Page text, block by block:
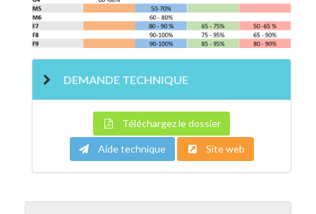
DEMANDE TECHNIQUE
Téléchargez le dossier
Aide technique Site web